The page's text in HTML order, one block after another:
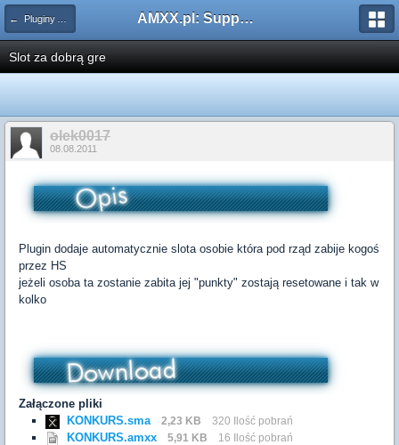
← Pluginy AMXX AMXX.pl: Support AMX Mod X i SourceMod
Slot za dobrą gre
olek0017
08.08.2011
Plugin dodaje automatycznie slota osobie która pod rząd zabije kogoś
przez HS
jeżeli osoba ta zostanie zabita jej "punkty" zostają resetowane i tak w
kolko
Załączone pliki
KONKURS.sma
2,23 KB 320 Ilość pobrań
KONKURS.amxx 5,91 KB 16 Ilość pobrań